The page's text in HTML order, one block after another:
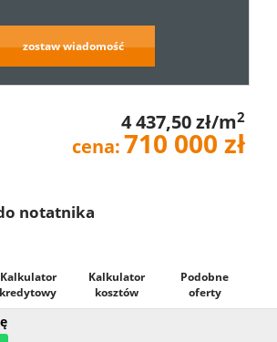
zostaw wiadomość
4 437,50 zł/m2
cena:710 000 zł
notatnika
Kalkulator
kredytowy
Kalkulator
kosztów
Podobne
oferty